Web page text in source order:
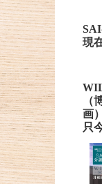
現
（
画）
只